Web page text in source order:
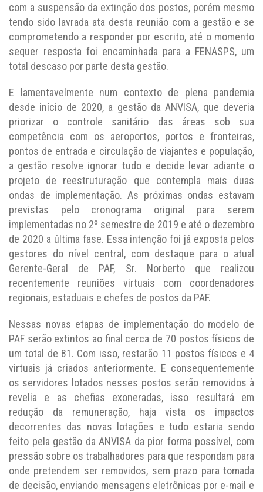
com a suspensão da extinção dos postos, porém mesmo
tendo sido lavrada ata desta reunião com a gestão e se
comprometendo a responder por escrito, até o momento
sequer resposta foi encaminhada para a FENASPS, um
total descaso por parte desta gestão.
E lamentavelmente num contexto de plena pandemia
desde início de 2020, a gestão da ANVISA, que deveria
priorizar o controle sanitário das áreas sob sua
competência com os aeroportos, portos e fronteiras,
pontos de entrada e circulação de viajantes e população,
a gestão resolve ignorar tudo e decide levar adiante o
projeto de reestruturação que contempla mais duas
ondas de implementação. As próximas ondas estavam
previstas pelo cronograma original para serem
implementadas no 2º semestre de 2019 e até o dezembro
de 2020 a última fase. Essa intenção foi já exposta pelos
gestores do nível central, com destaque para o atual
Gerente-Geral de PAF, Sr. Norberto que realizou
recentemente reuniões virtuais com coordenadores
regionais, estaduais e chefes de postos da PAF.
Nessas novas etapas de implementação do modelo de
PAF serão extintos ao final cerca de 70 postos físicos de
um total de 81. Com isso, restarão 11 postos físicos e 4
virtuais já criados anteriormente. E consequentemente
os servidores lotados nesses postos serão removidos à
revelia e as chefias exoneradas, isso resultará em
redução da remuneração, haja vista os impactos
decorrentes das novas lotações e tudo estaria sendo
feito pela gestão da ANVISA da pior forma possível, com
pressão sobre os trabalhadores para que respondam para
onde pretendem ser removidos, sem prazo para tomada
de decisão, enviando mensagens eletrônicas por e-mail e